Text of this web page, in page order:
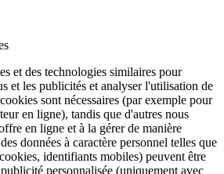
et des technologies similaires pour
et les publicités et analyser l'utilisation de
sont nécessaires (par exemple pour
en ligne), tandis que d'autres nous
en ligne et à la gérer de manière
données à caractère personnel telles que
identifiants mobiles) peuvent être
personnalisée (uniquement avec